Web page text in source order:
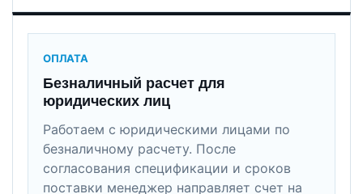
ОПЛАТА
Безналичный расчет для
юридических лиц
Работаем с юридическими лицами по
безналичному расчету. После
согласования спецификации и сроков
поставки менеджер направляет счет на